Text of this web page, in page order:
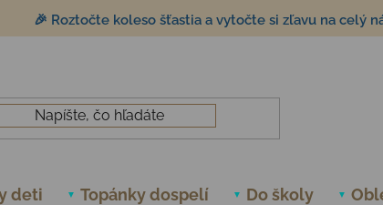
🎉 Roztočte koleso šťastia a vytočte si zľavu na celý
deti Topánky dospelí Do školy